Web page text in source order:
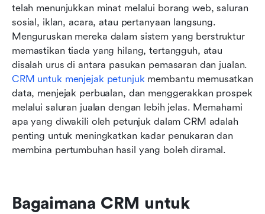
telah menunjukkan minat melalui borang web, saluran
sosial, iklan, acara, atau pertanyaan langsung.
Menguruskan mereka dalam sistem yang berstruktur
memastikan tiada yang hilang, tertangguh, atau
CRM untuk menjejak petunjuk membantu memusatkan
data, menjejak perbualan, dan menggerakkan prospek
melalui saluran jualan dengan lebih jelas. Memahami
apa yang diwakili oleh petunjuk dalam CRM adalah
penting untuk meningkatkan kadar penukaran dan
membina pertumbuhan hasil yang boleh diramal.
Bagaimana CRM untuk